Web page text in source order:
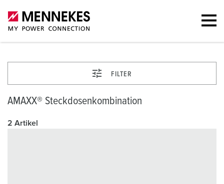
FILTER
AMAXX® Steckdosenkombination
2 Artikel